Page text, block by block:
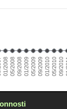
01/200805/200809/200801/200905/200909/200901/201005/201009/2010